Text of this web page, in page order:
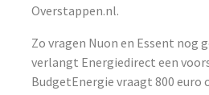
Overstappen.nl.
Zo vragen Nuon en Essent nog
verlangt Energiedirect een
BudgetEnergie vraagt 800 euro